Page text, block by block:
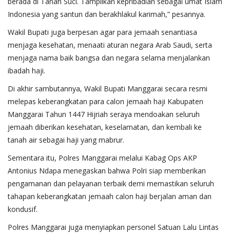
Indonesia yang santun dan berakhlakul karimah,” pesannya.
Wakil Bupati juga berpesan agar para jemaah senantiasa
menjaga kesehatan, menaati aturan negara Arab Saudi, serta
menjaga nama baik bangsa dan negara selama menjalankan
ibadah haji.
Di akhir sambutannya, Wakil Bupati Manggarai secara resmi
melepas keberangkatan para calon jemaah haji Kabupaten
Manggarai Tahun 1447 Hijriah seraya mendoakan seluruh
jemaah diberikan kesehatan, keselamatan, dan kembali ke
tanah air sebagai haji yang mabrur.
Sementara itu, Polres Manggarai melalui Kabag Ops AKP
Antonius Ndapa menegaskan bahwa Polri siap memberikan
pengamanan dan pelayanan terbaik demi memastikan seluruh
tahapan keberangkatan jemaah calon haji berjalan aman dan
kondusif.
Polres Manggarai juga menyiapkan personel Satuan Lalu Lintas